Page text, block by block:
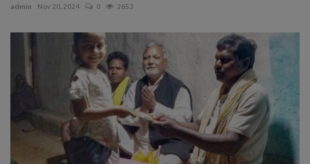
admin Nov 20, 2024 0 2653